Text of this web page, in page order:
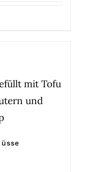
mit Tofu
und